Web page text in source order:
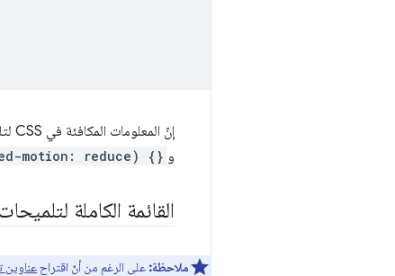
إنّ المعلومات المكافئة في CSS لتلك التي يتم نقلها في تلميحات العميل أعلاه هي
و motion: reduce) {}
القائمة الكاملة
ملاحظة: على الرغم من أنّ اقتراحعناوين